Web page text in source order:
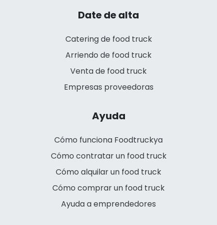
Date de alta
Catering de food truck
Arriendo de food truck
Venta de food truck
Empresas proveedoras
Ayuda
Cómo funciona Foodtruckya
Cómo contratar un food truck
Cómo alquilar un food truck
Cómo comprar un food truck
Ayuda a emprendedores